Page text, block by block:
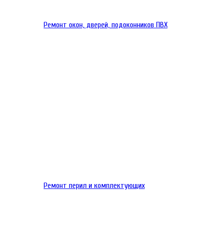
Ремонт окон, дверей, подоконников ПВХ
Ремонт перил и комплектующих